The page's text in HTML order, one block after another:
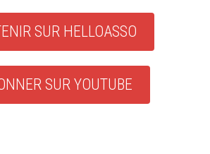
SUR HELLOASSO
SUR YOUTUBE